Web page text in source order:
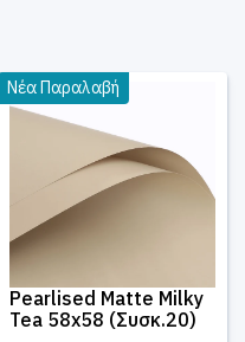
Pearlised Matte Milky
Tea 58x58 (Συσκ.20)
Νέα Παραλαβή